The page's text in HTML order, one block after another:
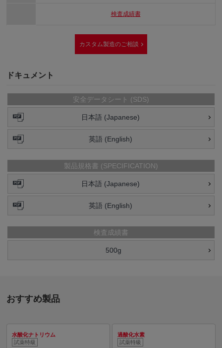
検査成績書
カスタム製造のご相談
ドキュメント
安全データシート (SDS)
日本語 (Japanese)
英語 (English)
製品規格書 (SPECIFICATION)
日本語 (Japanese)
英語 (English)
検査成績書
500g
おすすめ製品
水酸化ナトリウム
試薬特級
過酸化水素
試薬特級